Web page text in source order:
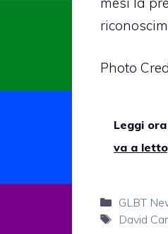
Photo
Leggi ora
va a
Categorie
GLBT
Tag
David